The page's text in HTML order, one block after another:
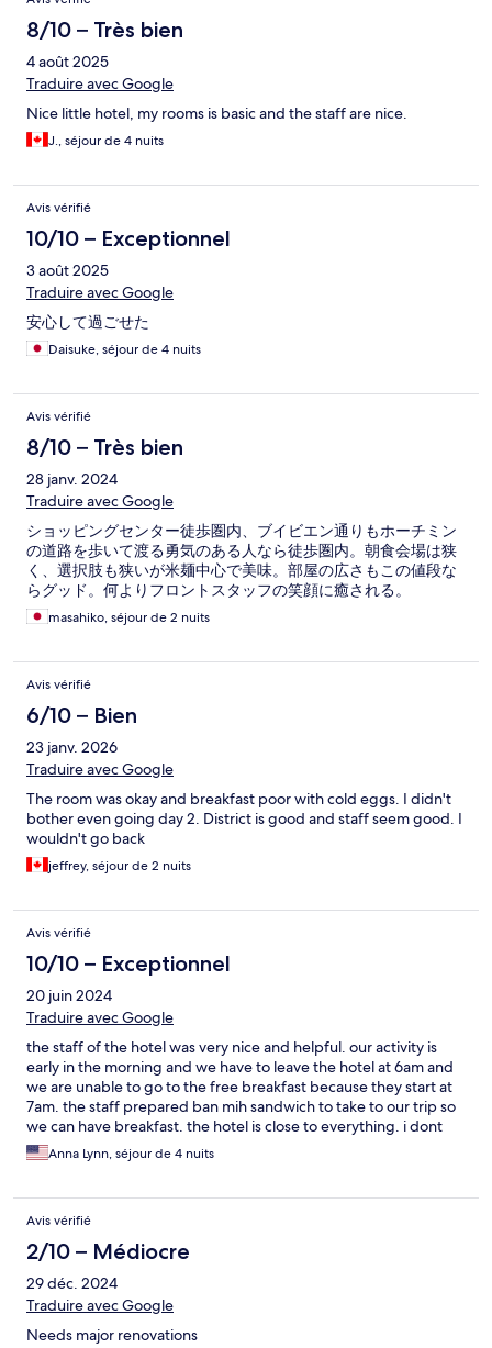
8/10 – Très bien
4 août 2025
Traduire avec Google
Nice little hotel, my rooms is basic and the staff are nice.
J., séjour de 4 nuits
Avis vérifié
10/10 – Exceptionnel
3 août 2025
Traduire avec Google
安心して過ごせた
Daisuke, séjour de 4 nuits
Avis vérifié
8/10 – Très bien
28 janv. 2024
Traduire avec Google
ショッピングセンター徒歩圏内、ブイビエン通りもホーチミン
の道路を歩いて渡る勇気のある人なら徒歩圏内。朝食会場は狭
く、選択肢も狭いが米麺中心で美味。部屋の広さもこの値段な
らグッド。何よりフロントスタッフの笑顔に癒される。
masahiko, séjour de 2 nuits
Avis vérifié
6/10 – Bien
23 janv. 2026
Traduire avec Google
The room was okay and breakfast poor with cold eggs. I didn't
bother even going day 2. District is good and staff seem good. I
wouldn't go back
jeffrey, séjour de 2 nuits
Avis vérifié
10/10 – Exceptionnel
20 juin 2024
Traduire avec Google
the staff of the hotel was very nice and helpful. our activity is
early in the morning and we have to leave the hotel at 6am and
we are unable to go to the free breakfast because they start at
7am. the staff prepared ban mih sandwich to take to our trip so
we can have breakfast. the hotel is close to everything. i dont
mind staying in the hotel again
Anna Lynn, séjour de 4 nuits
Avis vérifié
2/10 – Médiocre
29 déc. 2024
Traduire avec Google
Needs major renovations